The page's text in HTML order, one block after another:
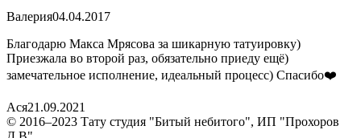
Валерия04.04.2017
Благодарю Макса Мрясова за шикарную татуировку)
Приезжала во второй раз, обязательно приеду ещё)
замечательное исполнение, идеальный процесс) Спасибо❤️
Ася21.09.2021
© 2016–2023 Тату студия "Битый небитого", ИП "Прохоров